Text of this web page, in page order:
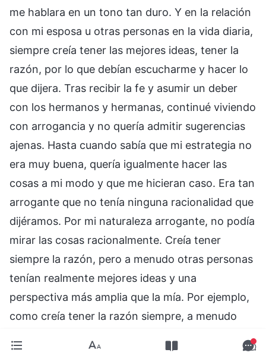
me hablara en un tono tan duro. Y en la relación
con mi esposa u otras personas en la vida diaria,
siempre creía tener las mejores ideas, tener la
razón, por lo que debían escucharme y hacer lo
que dijera. Tras recibir la fe y asumir un deber
con los hermanos y hermanas, continué viviendo
con arrogancia y no quería admitir sugerencias
ajenas. Hasta cuando sabía que mi estrategia no
era muy buena, quería igualmente hacer las
cosas a mi modo y que me hicieran caso. Era tan
arrogante que no tenía ninguna racionalidad que
dijéramos. Por mi naturaleza arrogante, no podía
mirar las cosas racionalmente. Creía tener
siempre la razón, pero a menudo otras personas
tenían realmente mejores ideas y una
perspectiva más amplia que la mía. Por ejemplo,
como creía tener la razón siempre, a menudo
plan, pero salían mal. Esta vez era igual. La